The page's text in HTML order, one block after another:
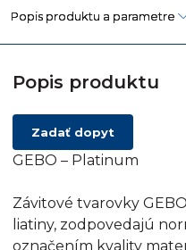
Popis produktu a parametre
Popis produktu
Zadať dopyt
GEBO – Platinum
Závitové tvarovky
liatiny, zodpovedajú
označením kvality